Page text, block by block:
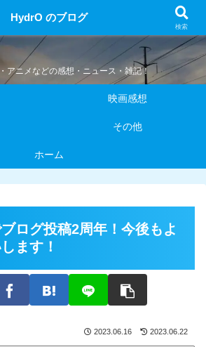
HydrO のブログ
アニメなどの感想・ニュース・雑記！
映画感想
その他
ホーム
ログ投稿2周年！今後もよ
ます！
2023.06.16 2023.06.22
HydrO のブログ
検索